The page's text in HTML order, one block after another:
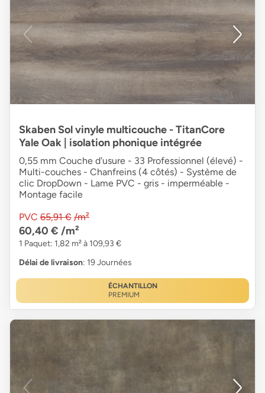
Skaben Sol vinyle multicouche - TitanCore
Yale Oak | isolation phonique intégrée
0,55 mm Couche d'usure - 33 Professionnel (élevé) -
Multi-couches - Chanfreins (4 côtés) - Système de
clic DropDown - Lame PVC - gris - imperméable -
Montage facile
PVC 65,91 € /m²
60,40 € /m²
1 Paquet: 1,82 m² à 109,93 €
Délai de livraison: 19 Journées
ÉCHANTILLON
PREMIUM